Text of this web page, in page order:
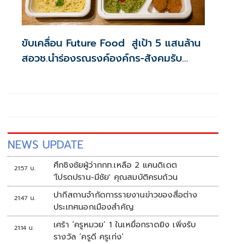
ขับเคลื่อน Future Food สู่เป้า 5 แสนล้าน
สอวช.นำร่องรณรงค์องค์กร-สังคมรับ
NEWS UPDATE
21:57 น.
ศึกชิงชัยผู้ว่ากกท.เหลือ 2 แคนดิเดต
'โปรดปราน-มีชัย' คุณสมบัติครบถ้วน
21:47 น.
ปากีสถานจำกัดการรายงานข่าวของสื่อต่าง
ประเทศนอกเมืองสำคัญ
21:14 น.
เศร้า ‘ครูหมวย’ 1 ในเหยื่อกราดยิง เพิ่งรับ
รางวัล ‘ครูดี ครูเก่ง’